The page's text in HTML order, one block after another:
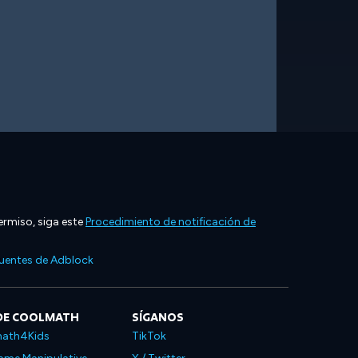
siga esteProcedimiento de notificación de
de Adblock
COOLMATH SÍGANOS
TikTok